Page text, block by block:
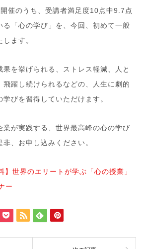
催のうち、受講者満足度10点中9.7点
る「心の学び」を、今回、初めて一般
ます。
を挙げられる、ストレス軽減、人と
飛躍し続けられるなどの、人生に劇的
びを習得していただけます。
業が実践する、世界最高峰の心の学び
、お申し込みください。
】世界のエリートが学ぶ「心の授業」
ー